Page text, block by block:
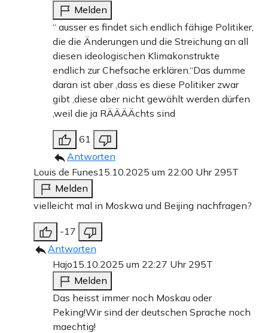
Melden
“ ausser es findet sich endlich fähige Politiker,
die die Änderungen und die Streichung an all
diesen ideologischen Klimakonstrukte
endlich zur Chefsache erklären.“Das dumme
daran ist aber ,dass es diese Politiker zwar
gibt ,diese aber nicht gewählt werden dürfen
,weil die ja RÄÄÄÄchts sind
61
Antworten
Louis de Funes15.10.2025 um 22:00 Uhr 295T
Melden
vielleicht mal in Moskwa und Beijing nachfragen?
-17
Antworten
Hajo15.10.2025 um 22:27 Uhr 295T
Melden
Das heisst immer noch Moskau oder
Peking!Wir sind der deutschen Sprache noch
maechtig!